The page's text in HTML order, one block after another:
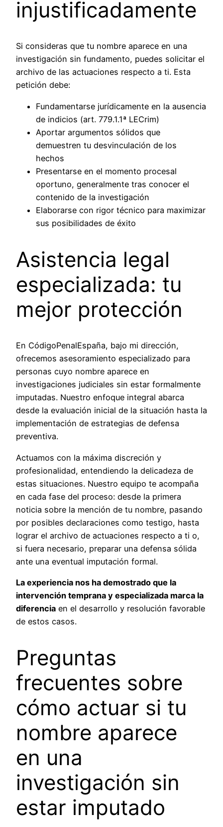
injustificadamente
Si consideras que tu nombre aparece en una
investigación sin fundamento, puedes solicitar el
archivo de las actuaciones respecto a ti. Esta
petición debe:
Fundamentarse jurídicamente en la ausencia
de indicios (art. 779.1.1ª LECrim)
Aportar argumentos sólidos que
demuestren tu desvinculación de los
hechos
Presentarse en el momento procesal
oportuno, generalmente tras conocer el
contenido de la investigación
Elaborarse con rigor técnico para maximizar
sus posibilidades de éxito
Asistencia legal
especializada: tu
mejor protección
En CódigoPenalEspaña, bajo mi dirección,
ofrecemos asesoramiento especializado para
personas cuyo nombre aparece en
investigaciones judiciales sin estar formalmente
imputadas. Nuestro enfoque integral abarca
desde la evaluación inicial de la situación hasta la
implementación de estrategias de defensa
preventiva.
Actuamos con la máxima discreción y
profesionalidad, entendiendo la delicadeza de
estas situaciones. Nuestro equipo te acompaña
en cada fase del proceso: desde la primera
noticia sobre la mención de tu nombre, pasando
por posibles declaraciones como testigo, hasta
lograr el archivo de actuaciones respecto a ti o,
si fuera necesario, preparar una defensa sólida
ante una eventual imputación formal.
La experiencia nos ha demostrado que la
intervención temprana y especializada marca la
diferencia en el desarrollo y resolución favorable
de estos casos.
Preguntas
frecuentes sobre
cómo actuar si tu
nombre aparece
en una
investigación sin
estar imputado